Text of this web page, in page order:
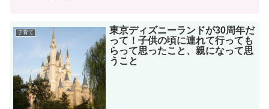
子育て
東京ディズニーランドが30周年だ
って！子供の頃に連れて行っても
らって思ったこと、親になって思
うこと